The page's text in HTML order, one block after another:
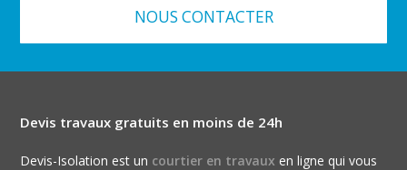
NOUS CONTACTER
Devis travaux gratuits en moins de 24h
Devis-Isolation est un courtier en travaux en ligne qui vous